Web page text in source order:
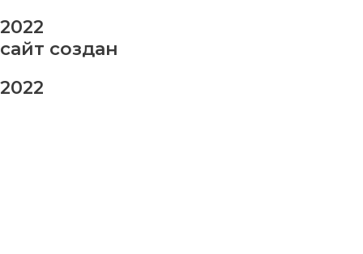
2022
сайт создан
2022